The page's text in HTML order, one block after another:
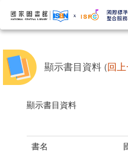
顯示書目資料 (回
顯示書目資料
書名